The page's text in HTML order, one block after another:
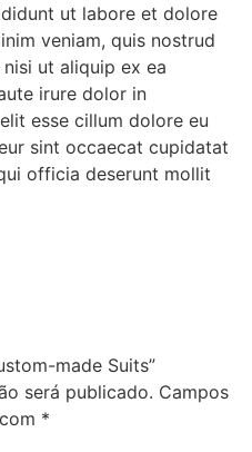
ut labore et dolore
veniam, quis nostrud
ut aliquip ex ea
irure dolor in
esse cillum dolore eu
sint occaecat cupidatat
officia deserunt mollit
made Suits”
será publicado. Campos
*